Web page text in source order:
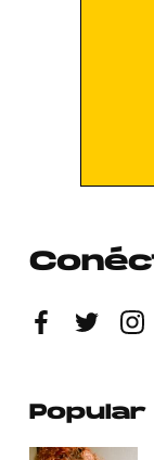
Popular